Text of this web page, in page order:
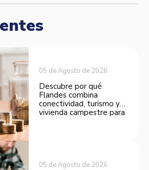
05 de Agosto de 2026
Descubre por qué
Flandes combina
conectividad, turismo y
vivienda campestre para
05 de Agosto de 2026